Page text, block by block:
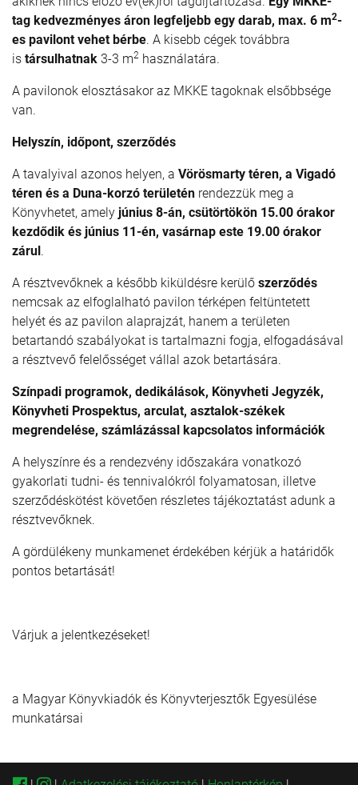
tag kedvezményes áron legfeljebb egy darab, max. 6 m2-
es pavilont vehet bérbe. A kisebb cégek továbbra
is társulhatnak 3-3 m2 használatára.
A pavilonok elosztásakor az MKKE tagoknak elsőbbsége
van.
Helyszín, időpont, szerződés
A tavalyival azonos helyen, a Vörösmarty téren, a Vigadó
téren és a Duna-korzó területén rendezzük meg a
Könyvhetet, amely június 8-án, csütörtökön 15.00 órakor
kezdődik és június 11-én, vasárnap este 19.00 órakor
zárul.
A résztvevőknek a később kiküldésre kerülő szerződés
nemcsak az elfoglalható pavilon térképen feltüntetett
helyét és az pavilon alaprajzát, hanem a területen
betartandó szabályokat is tartalmazni fogja, elfogadásával
a résztvevő felelősséget vállal azok betartására.
Színpadi programok, dedikálások, Könyvheti Jegyzék,
Könyvheti Prospektus, arculat, asztalok-székek
megrendelése, számlázással kapcsolatos információk
A helyszínre és a rendezvény időszakára vonatkozó
gyakorlati tudni- és tennivalókról folyamatosan, illetve
szerződéskötést követően részletes tájékoztatást adunk a
résztvevőknek.
A gördülékeny munkamenet érdekében kérjük a határidők
pontos betartását!
Várjuk a jelentkezéseket!
a Magyar Könyvkiadók és Könyvterjesztők Egyesülése
munkatársai